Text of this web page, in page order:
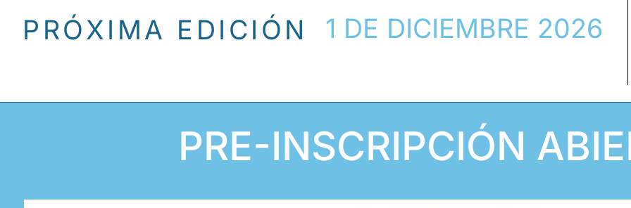
PRÓXIMA EDICIÓN 1 DE DICIEMBRE 2026
PRE-INSCRIPCIÓN